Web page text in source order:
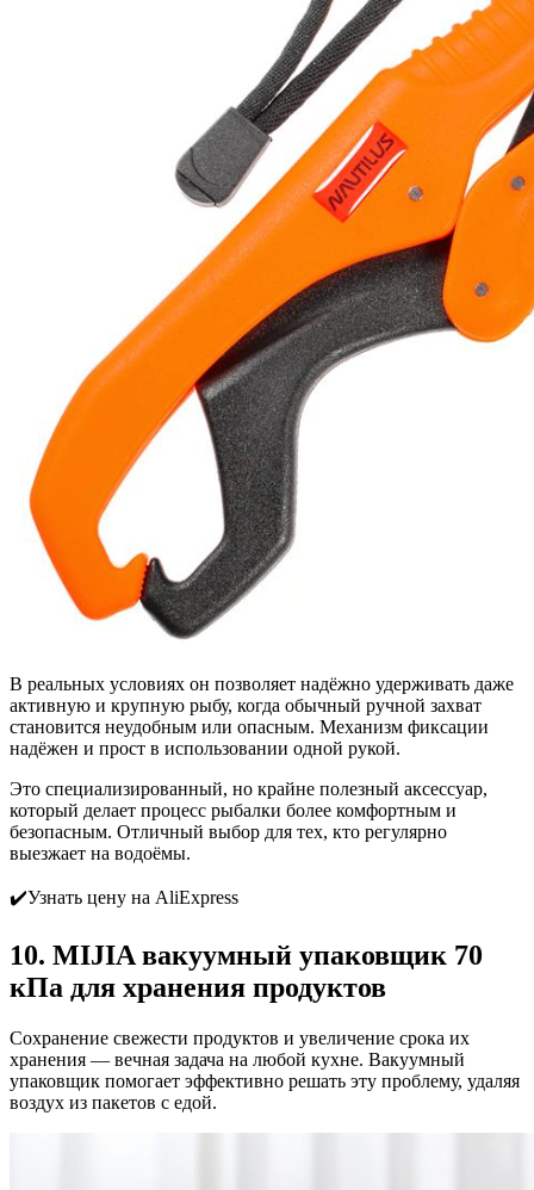
В реальных условиях он позволяет надёжно удерживать даже
активную и крупную рыбу, когда обычный ручной захват
становится неудобным или опасным. Механизм фиксации
надёжен и прост в использовании одной рукой.
Это специализированный, но крайне полезный аксессуар,
который делает процесс рыбалки более комфортным и
безопасным. Отличный выбор для тех, кто регулярно
выезжает на водоёмы.
✔️Узнать цену на AliExpress
10. MIJIA вакуумный упаковщик 70
кПа для хранения продуктов
Сохранение свежести продуктов и увеличение срока их
хранения — вечная задача на любой кухне. Вакуумный
упаковщик помогает эффективно решать эту проблему, удаляя
воздух из пакетов с едой.